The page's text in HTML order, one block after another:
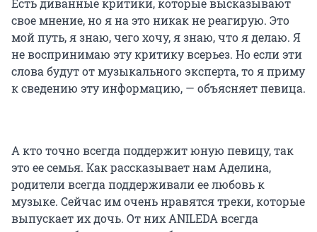
Есть диванные критики, которые высказывают
свое мнение, но я на это никак не реагирую. Это
мой путь, я знаю, чего хочу, я знаю, что я делаю. Я
не воспринимаю эту критику всерьез. Но если эти
слова будут от музыкального эксперта, то я приму
к сведению эту информацию, — объясняет певица.
А кто точно всегда поддержит юную певицу, так
это ее семья. Как рассказывает нам Аделина,
родители всегда поддерживали ее любовь к
музыке. Сейчас им очень нравятся треки, которые
выпускает их дочь. От них ANILEDA всегда